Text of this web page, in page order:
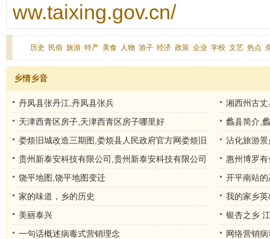
ww.taixing.gov.cn/
历史 民俗 旅游 特产 美食 人物 游子 经济 政策 企业 学校 文艺 热点
乡情乡音
丹凤县张丹江,丹凤县张兵
湘西州古
景点图片
天津西青区房子,天津西青区房子哪里好
蠡县简介,
娄烦旧城改造三期图,娄烦县人民政府官方网娄烦旧
城改造
沾化旅游
贵州新泰安科技有限公司,贵州新泰安科技有限公司
是小微企业吗
惠州博罗
景点推荐
饶平地图,饶平地图变迁
开平南站
家的味道，乡的历史
我的家乡
美丽泰兴
银杏之乡
一句话概述病毒式营销理念
网络营销